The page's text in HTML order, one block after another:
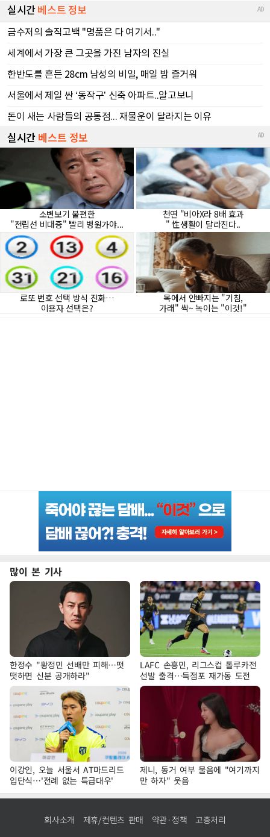
많이 본 기사
한정수 "황정민 선배만 피해…떳
떳하면 신분 공개하라"
LAFC 손흥민, 리그스컵 톨루카전
선발 출격…득점포 재가동 도전
이강인, 오늘 서울서 AT마드리드
입단식…'전례 없는 특급대우'
제니, 동거 여부 물음에 "여기까지
만 하자" 웃음
회사소개 제휴/컨텐츠 판매 약관·정책 고충처리